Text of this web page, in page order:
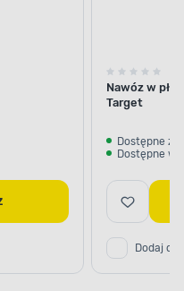
potasu w glebie.
w reakcje
rośliny.
Nawóz w
Target
Dostępne z
Dostępne w
Dodaj do